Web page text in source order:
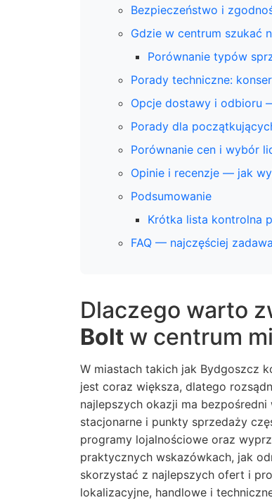
Bezpieczeństwo i
Gdzie w centrum szukać
Porównanie typów
Porady techniczne:
Opcje dostawy i odbioru
Porady dla
Porównanie cen i wybór
Opinie i recenzje — jak
Podsumowanie
Krótka lista kontrolna
FAQ — najczęściej
Dlaczego warto
Bolt w centrum
W miastach takich jak Bydgoszcz
jest coraz większa, dlatego
najlepszych okazji ma
stacjonarne i punkty sprzedaży
programy lojalnościowe oraz
praktycznych wskazówkach, jak
skorzystać z najlepszych ofert i
lokalizacyjne, handlowe i